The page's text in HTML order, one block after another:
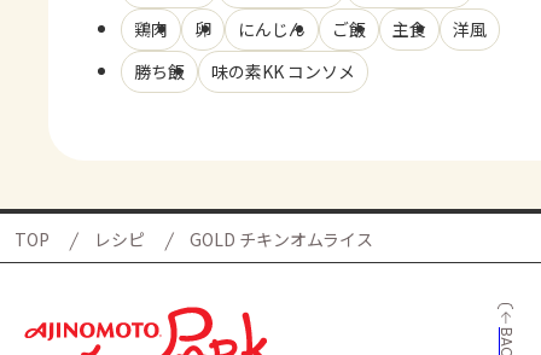
鶏肉
卵 にんじん ご飯 主食
洋風
勝ち飯
味の素KK コンソメ
TOP レシピ GOLD チキンオムライス